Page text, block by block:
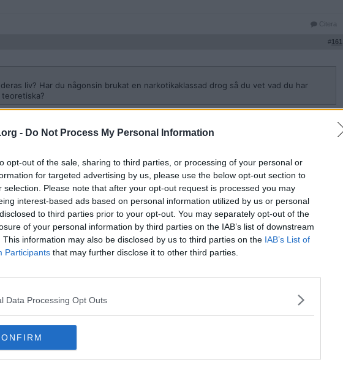
- Do Not Process My Personal Information
opt-out of the sale, sharing to third parties, or processing of your personal or
for targeted advertising by us, please use the below opt-out section to
selection. Please note that after your opt-out request is processed you may
interest-based ads based on personal information utilized by us or personal
to third parties prior to your opt-out. You may separately opt-out of the
of your personal information by third parties on the IAB’s list of downstream
This information may also be disclosed by us to third parties on the IAB’s List of
Participants that may further disclose it to other third parties.
Data Processing Opt Outs
Citera
#161
liv? Har du någonsin brukat en narkotikaklassad drog så du vet vad du har
människor. Men man krossar inte heller deras liv. Man räddar deras liv.
i fängelse eller ungdomshem i princip får en skola i kriminalitet och ett kriminellt
givetvis också förändras. Samhället är trasigt och inget fungerar som det är nu. Så
Görs inte det? En stor skandal om inte det görs. Minst en gång i månaden